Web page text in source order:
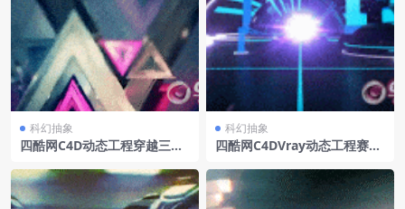
科幻抽象
四酷网C4D动态工程穿越三角
科幻抽象
四酷网C4DVray动态工程赛博